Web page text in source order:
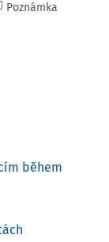
Poznámka
během